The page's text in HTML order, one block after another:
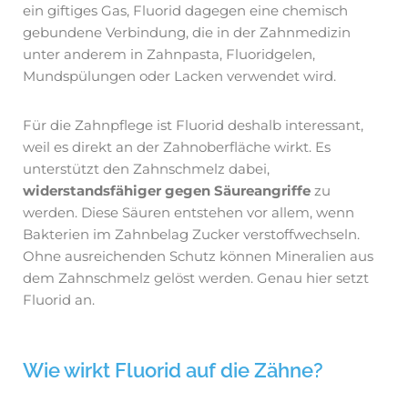
ein giftiges Gas, Fluorid dagegen eine chemisch
gebundene Verbindung, die in der Zahnmedizin
unter anderem in Zahnpasta, Fluoridgelen,
Mundspülungen oder Lacken verwendet wird.
Für die Zahnpflege ist Fluorid deshalb interessant,
weil es direkt an der Zahnoberfläche wirkt. Es
unterstützt den Zahnschmelz dabei,
widerstandsfähiger gegen Säureangriffe zu
werden. Diese Säuren entstehen vor allem, wenn
Bakterien im Zahnbelag Zucker verstoffwechseln.
Ohne ausreichenden Schutz können Mineralien aus
dem Zahnschmelz gelöst werden. Genau hier setzt
Fluorid an.
Wie wirkt Fluorid auf die Zähne?